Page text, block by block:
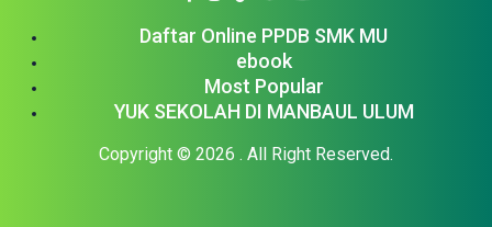
Daftar Online PPDB SMK MU
ebook
Most Popular
YUK SEKOLAH DI MANBAUL ULUM
Copyright © 2026 . All Right Reserved.